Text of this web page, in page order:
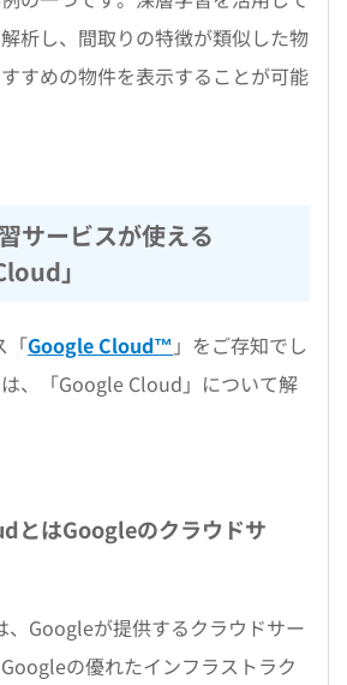
析し、間取りの特徴が類似した物
すめの物件を表示することが可能
サービスが使える
」
「Google Cloud™ 」をご存知でし
、「Google Cloud」について解
とはGoogleのクラウドサ
Googleが提供するクラウドサー
の優れたインフラストラク